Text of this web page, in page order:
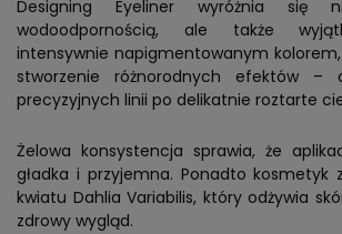
Designing Eyeliner wyróżnia się
wodoodpornością, ale także
intensywnie napigmentowanym
stworzenie różnorodnych efektów –
precyzyjnych linii po delikatnie roztarte
Żelowa konsystencja sprawia, że
gładka i przyjemna. Ponadto kosmetyk
kwiatu Dahlia Variabilis, który odżywia
zdrowy wygląd.